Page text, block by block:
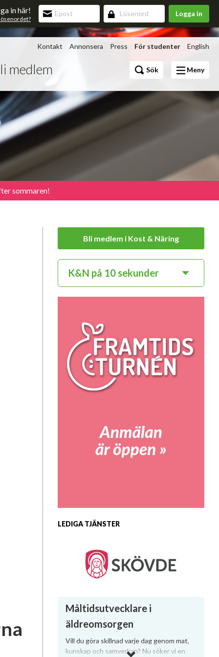
in här! Logga in
Kontakt Annonsera Press För studenter English
medlem Sök Meny
Förmåner
sommaren!
Bli medlem i Kost & Näring
K&N på 10 sekunder
Sveriges viktigaste, anser vi
Ledarna
LEDIGA TJÄNSTER
Måltidsutvecklare i
äldreomsorgen
Vill du göra skillnad varje dag genom mat,
kunskap och samverkan? Nu söker vi en